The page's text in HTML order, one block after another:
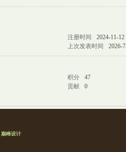
注册时间
2024-11-12
上次发表时间 2026-
积分
47
贡献 0
巅峰设计